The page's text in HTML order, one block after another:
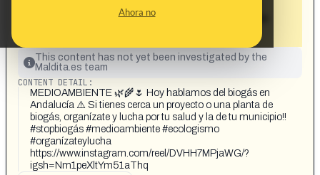
Ahora no
contaminan las aguas y no dan apenas
This content has not yet been investigated by the
Maldita.es team
CONTENT DETAIL:
MEDIOAMBIENTE 🌿🌾🌷 Hoy hablamos del biogás en
Andalucía ⚠️ Si tienes cerca un proyecto o una planta de
biogás, organízate y lucha por tu salud y la de tu municipio!!
#stopbiogás #medioambiente #ecologismo
#organízateylucha
https://www.instagram.com/reel/DVHH7MPjaWG/?
igsh=Nm1peXltYm51aThq